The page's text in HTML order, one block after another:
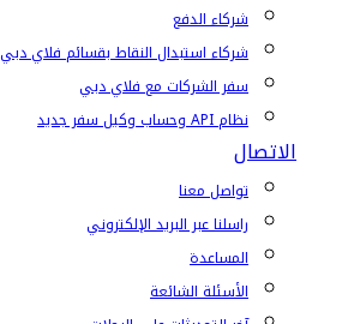
شركاء الدفع
شركاء استبدال النقاط بقسائم فلاي دبي
سفر الشركات مع فلاي دبي
نظام API وحساب وكيل سفر جديد
الاتصال
تواصل معنا
راسلنا عبر البريد الإلكتروني
المساعدة
الأسئلة الشائعة